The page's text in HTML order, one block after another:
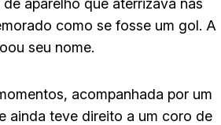
como se fosse um gol. A
seu nome.
acompanhada por um
ainda teve direito a um coro de